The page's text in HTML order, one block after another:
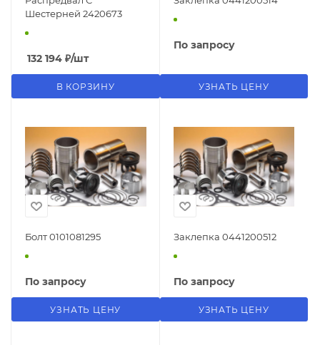
Шестерней 2420673
132 194 ₽/шт
В КОРЗИНУ
По запросу
УЗНАТЬ ЦЕНУ
Болт 0101081295
По запросу
УЗНАТЬ ЦЕНУ
Заклепка 0441200512
По запросу
УЗНАТЬ ЦЕНУ